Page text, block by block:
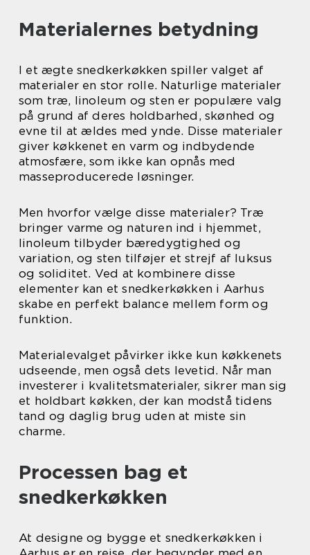
Materialernes betydning
I et ægte snedkerkøkken spiller valget af
materialer en stor rolle. Naturlige materialer
som træ, linoleum og sten er populære valg
på grund af deres holdbarhed, skønhed og
evne til at ældes med ynde. Disse materialer
giver køkkenet en varm og indbydende
atmosfære, som ikke kan opnås med
masseproducerede løsninger.
Men hvorfor vælge disse materialer? Træ
bringer varme og naturen ind i hjemmet,
linoleum tilbyder bæredygtighed og
variation, og sten tilføjer et strejf af luksus
og soliditet. Ved at kombinere disse
elementer kan et snedkerkøkken i Aarhus
skabe en perfekt balance mellem form og
funktion.
Materialevalget påvirker ikke kun køkkenets
udseende, men også dets levetid. Når man
investerer i kvalitetsmaterialer, sikrer man sig
et holdbart køkken, der kan modstå tidens
tand og daglig brug uden at miste sin
charme.
Processen bag et
snedkerkøkken
At designe og bygge et snedkerkøkken i